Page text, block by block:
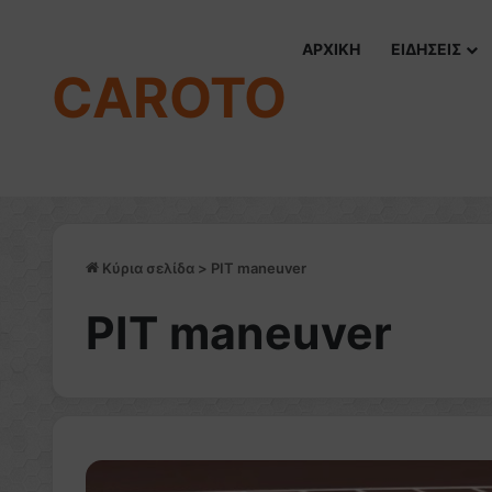
CAROTO
ΑΡΧΙΚΗ ΕΙΔΗΣΕΙΣ
Κύρια σελίδα > PIT maneuver
PIT maneuver